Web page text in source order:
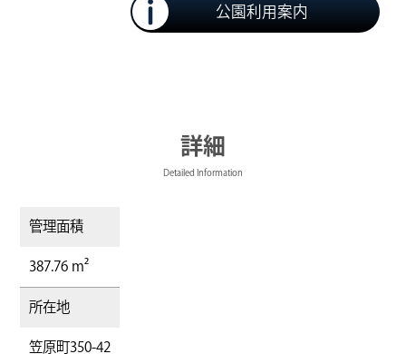
公園利用案内
詳細
Detailed Information
管理面積
387.76 m²
所在地
笠原町350-42